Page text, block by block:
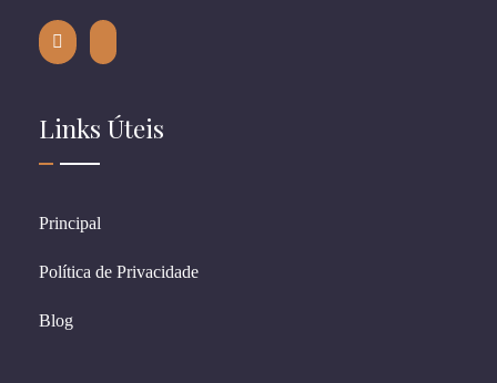
Links Úteis
Principal
Política de Privacidade
Blog